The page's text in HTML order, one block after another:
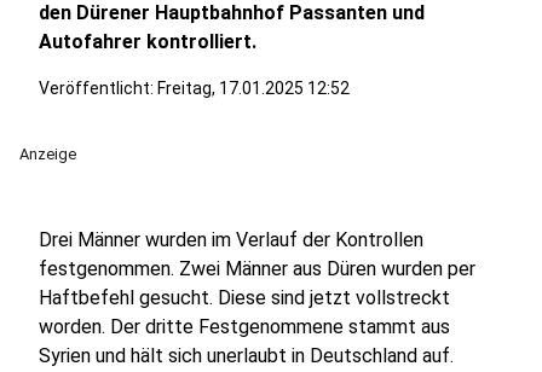
den Dürener Hauptbahnhof Passanten und
Autofahrer kontrolliert.
Veröffentlicht: Freitag, 17.01.2025 12:52
Anzeige
Drei Männer wurden im Verlauf der Kontrollen
festgenommen. Zwei Männer aus Düren wurden per
Haftbefehl gesucht. Diese sind jetzt vollstreckt
worden. Der dritte Festgenommene stammt aus
Syrien und hält sich unerlaubt in Deutschland auf.